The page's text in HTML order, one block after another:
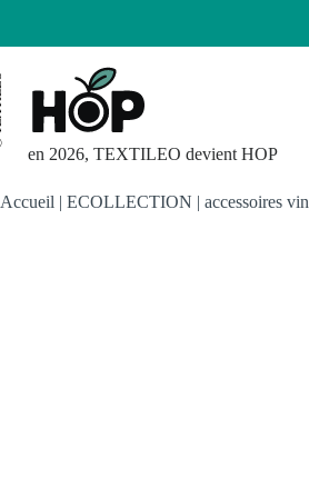
contenu
en 2026, TEXTILEO devient HOP
Accueil | ECOLLECTION | accessoires vin